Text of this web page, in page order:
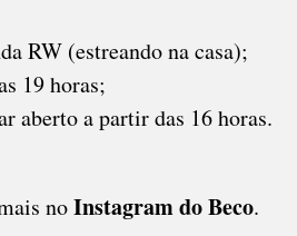
RW (estreando na casa);
19 horas;
aberto a partir das 16 horas.
noInstagram do Beco.